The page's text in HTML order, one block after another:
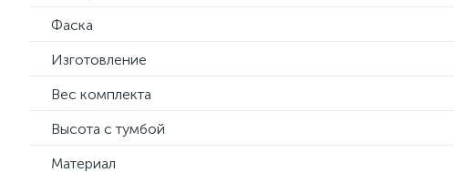
Фаска
Изготовление
Вес комплекта
Высота с тумбой
Материал